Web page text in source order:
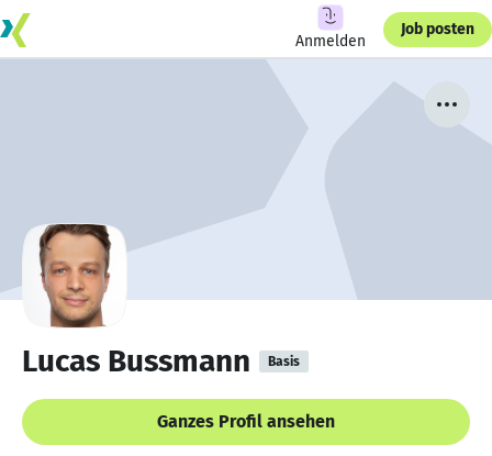
Anmelden
Job posten
Lucas Bussmann Basis
Ganzes Profil ansehen